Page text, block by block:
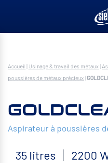
Accueil | Usinage & travail des métaux |
poussières de métaux précieux |
Aspirateur à poussières
35 litres 2200